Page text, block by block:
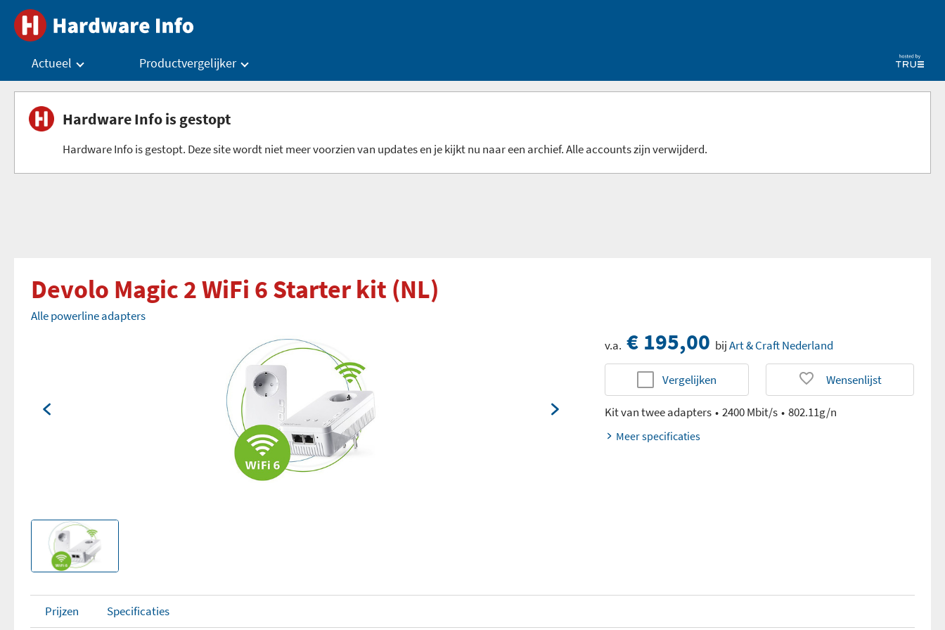
Actueel Productvergelijker
Hardware Info is gestopt
Hardware Info is gestopt. Deze site wordt niet meer voorzien van updates en je kijkt nu naar een archief. Alle accounts zijn verwijderd.
Devolo Magic 2 WiFi 6 Starter kit (NL)
Alle powerline adapters
v.a. € 195,00 bijArt & Craft Nederland
Vergelijken Wensenlijst
Kit van twee adapters 2400 Mbit/s 802.11g/n
Meer specificaties
Prijzen Specificaties